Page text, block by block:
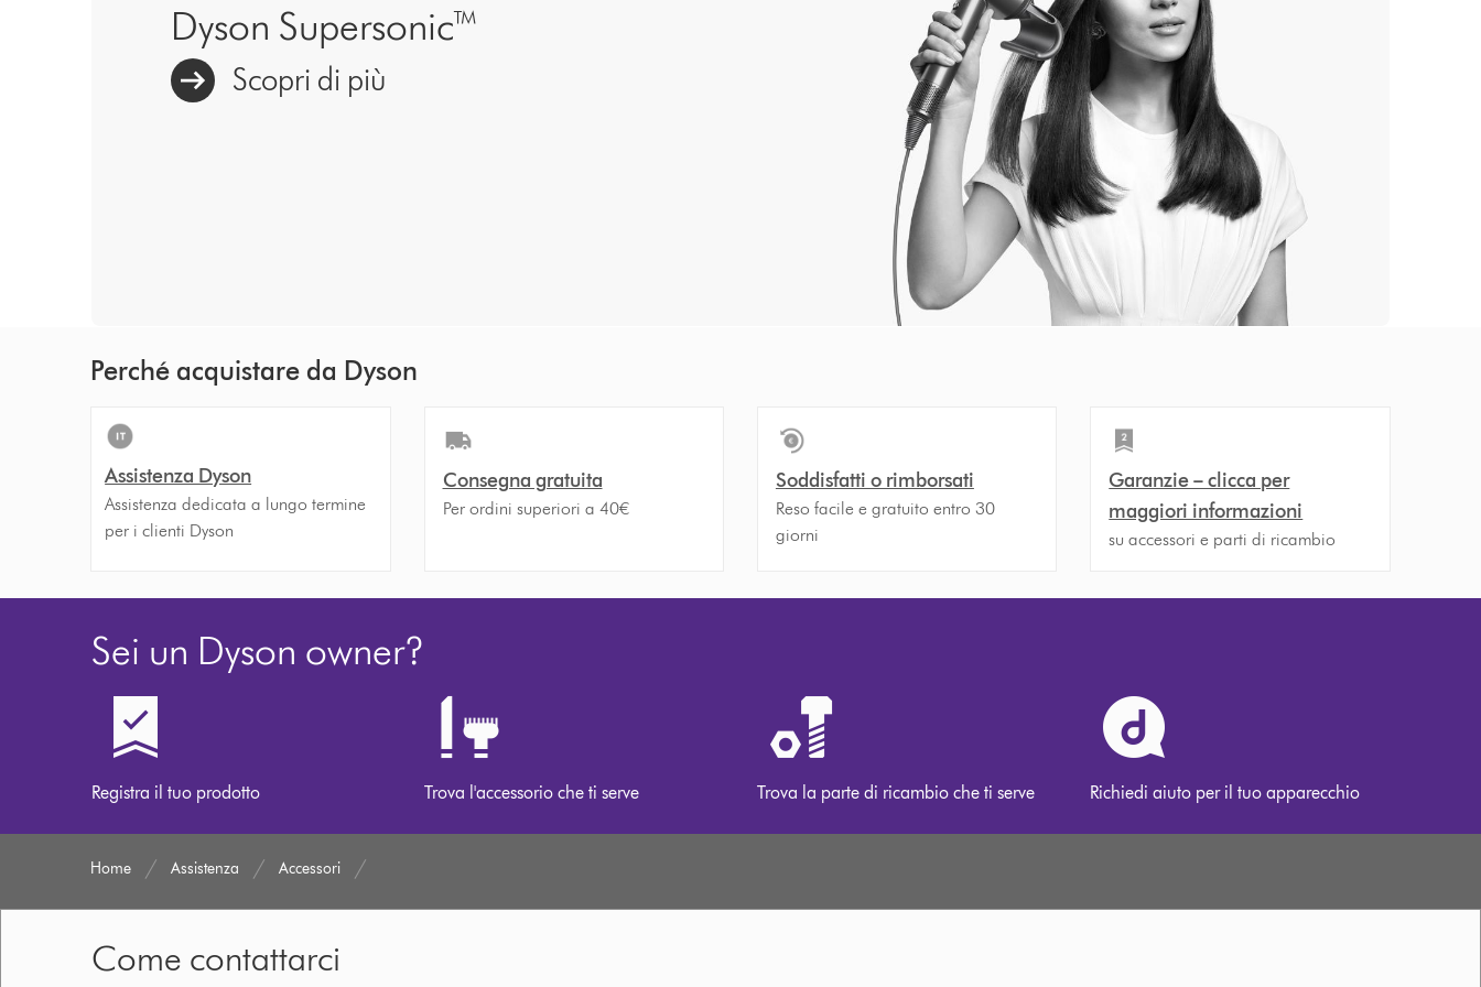
Dyson Supersonic™
Scopri di più
Perché acquistare da Dyson
Assistenza Dyson
Assistenza dedicata a lungo termine
per i clienti Dyson
Consegna gratuita
Per ordini superiori a 40€
Soddisfatti o rimborsati
Reso facile e gratuito entro 30
giorni
Garanzie – clicca per
maggiori informazioni
su accessori e parti di ricambio
Sei un Dyson owner?
Registra il tuo prodotto Trova l'accessorio che ti serve Trova la parte di ricambio che ti serve Richiedi aiuto per il tuo apparecchio
Home Assistenza Accessori
Come contattarci